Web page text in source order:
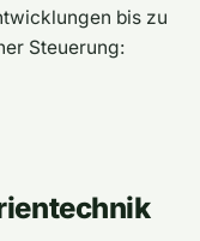
bis zu
Steuerung: